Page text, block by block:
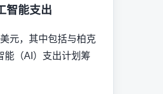
智能支出
元，其中包括与柏克
能（AI）支出计划筹